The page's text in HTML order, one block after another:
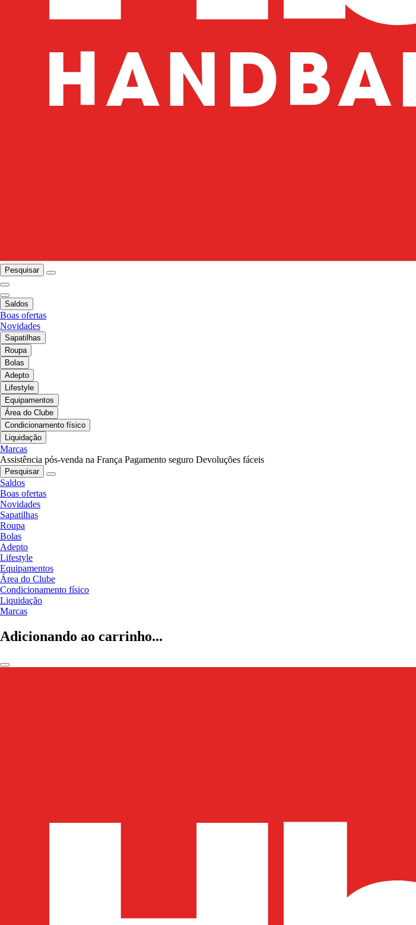
Pesquisar
Saldos
Boas ofertas
Novidades
Sapatilhas
Roupa
Bolas
Adepto
Lifestyle
Equipamentos
Área do Clube
Condicionamento físico
Liquidação
Marcas
Assistência pós-venda na França Pagamento seguro Devoluções fáceis
Pesquisar
Saldos
Boas ofertas
Novidades
Sapatilhas
Roupa
Bolas
Adepto
Lifestyle
Equipamentos
Área do Clube
Condicionamento físico
Liquidação
Marcas
Adicionando ao carrinho...